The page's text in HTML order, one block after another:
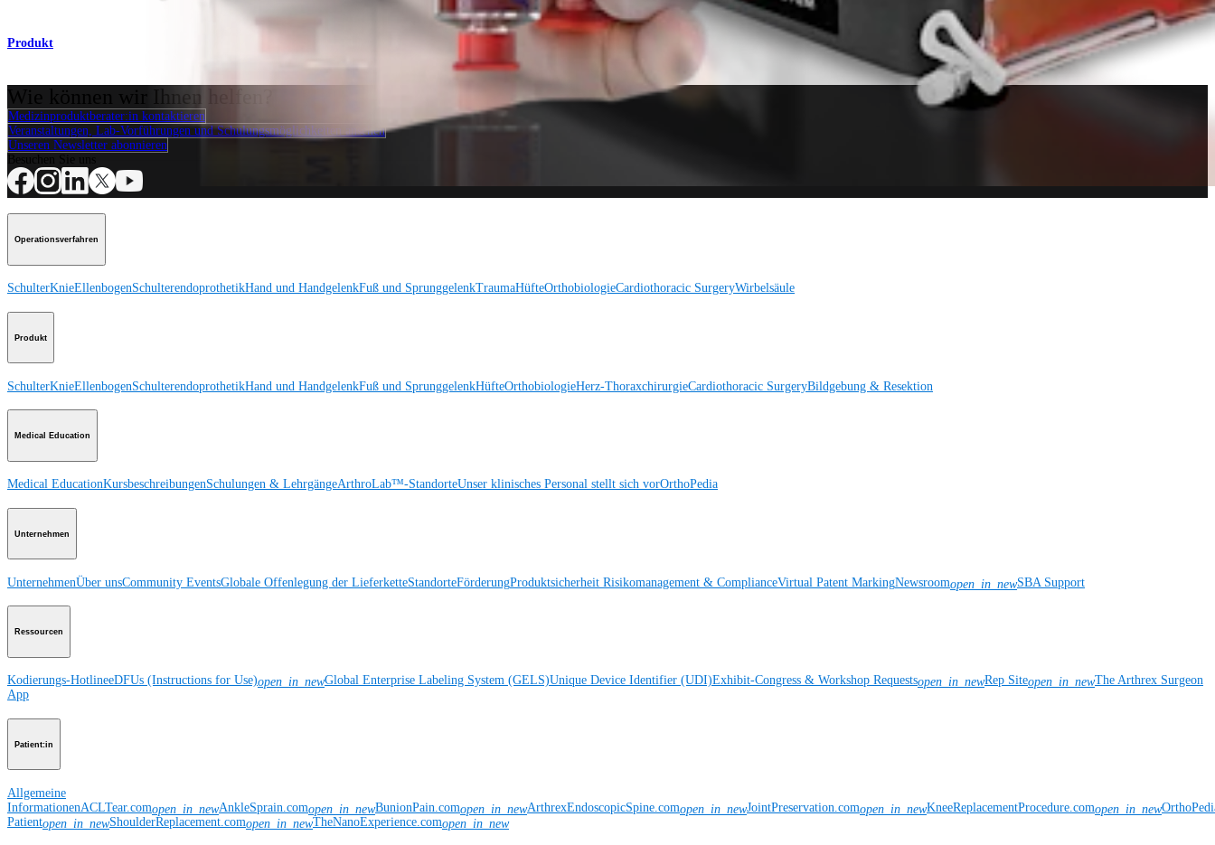
Produkt
Wie können wir Ihnen helfen?
Medizinproduktberater:in kontaktieren
Veranstaltungen, Lab-Vorführungen und Schulungsmöglichkeiten ansehen
Unseren Newsletter abonnieren
Operationsverfahren
SchulterKnieEllenbogenSchulterendoprothetikHand und HandgelenkFuß und SprunggelenkTraumaHüfteOrthobiologieCardiothoracic SurgeryWirbelsäule
Produkt
SchulterKnieEllenbogenSchulterendoprothetikHand und HandgelenkFuß und SprunggelenkHüfteOrthobiologieHerz-ThoraxchirurgieCardiothoracic SurgeryBildgebung & Resektion
Medical Education
Medical EducationKursbeschreibungenSchulungen & LehrgängeArthroLab™-StandorteUnser klinisches Personal stellt sich vorOrthoPedia
Unternehmen
UnternehmenÜber unsCommunity EventsGlobale Offenlegung der LieferketteStandorteFörderungProduktsicherheit Risikomanagement & ComplianceVirtual Patent MarkingNewsroomopen_in_newSBA Support
Ressourcen
Kodierungs-HotlineeDFUs (Instructions for Use)open_in_newGlobal Enterprise Labeling System (GELS)Unique Device Identifier (UDI)Exhibit-Congress & Workshop Requestsopen_in_newRep Siteopen_in_newThe Arthrex Surgeon
App
Patient:in
Allgemeine
InformationenACLTear.comopen_in_newAnkleSprain.comopen_in_newBunionPain.comopen_in_newArthrexEndoscopicSpine.comopen_in_newJointPreservation.comopen_in_newKneeReplacementProcedure.comopen_in_new
Patientopen_in_newShoulderReplacement.comopen_in_newTheNanoExperience.comopen_in_new